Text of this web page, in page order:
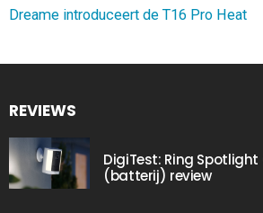
Dreame introduceert de T16 Pro Heat
REVIEWS
DigiTest: Ring
(batterij) review